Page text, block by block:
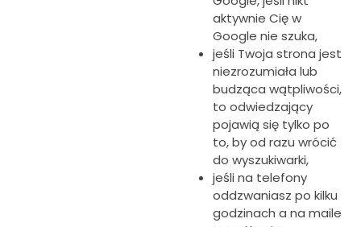
aktywnie Cię w
Google nie szuka,
jeśli Twoja strona jest
niezrozumiała lub
budząca wątpliwości,
to odwiedzający
pojawią się tylko po
to, by od razu wrócić
do wyszukiwarki,
jeśli na telefony
oddzwaniasz po kilku
godzinach a na maile